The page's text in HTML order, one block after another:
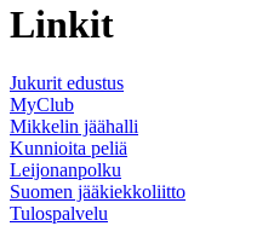
Linkit
Jukurit edustus
MyClub
Mikkelin jäähalli
Kunnioita peliä
Leijonanpolku
Suomen jääkiekkoliitto
Tulospalvelu